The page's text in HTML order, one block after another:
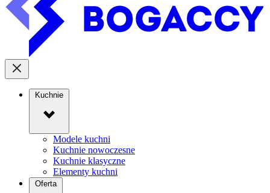
Kuchnie
Modele kuchni
Kuchnie nowoczesne
Kuchnie klasyczne
Elementy kuchni
Oferta